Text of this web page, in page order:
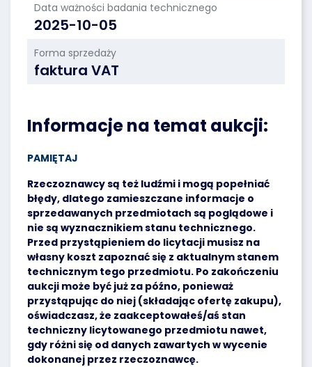
Data ważności badania technicznego
2025-10-05
Forma sprzedaży
faktura VAT
Informacje na temat aukcji:
PAMIĘTAJ
Rzeczoznawcy są też ludźmi i mogą popełniać
błędy, dlatego zamieszczane informacje o
sprzedawanych przedmiotach są poglądowe i
nie są wyznacznikiem stanu technicznego.
Przed przystąpieniem do licytacji musisz na
własny koszt zapoznać się z aktualnym stanem
technicznym tego przedmiotu. Po zakończeniu
aukcji może być już za późno, ponieważ
przystąpując do niej (składając ofertę zakupu),
oświadczasz, że zaakceptowałeś/aś stan
techniczny licytowanego przedmiotu nawet,
gdy różni się od danych zawartych w wycenie
dokonanej przez rzeczoznawcę.